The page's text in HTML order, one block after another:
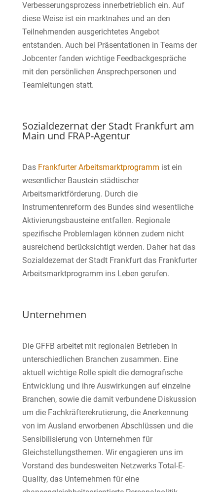
Verbesserungsprozess innerbetrieblich ein. Auf
diese Weise ist ein marktnahes und an den
Teilnehmenden ausgerichtetes Angebot
entstanden. Auch bei Präsentationen in Teams der
Jobcenter fanden wichtige Feedbackgespräche
mit den persönlichen Ansprechpersonen und
Teamleitungen statt.
Sozialdezernat der Stadt Frankfurt am
Main und FRAP-Agentur
Das Frankfurter Arbeitsmarktprogramm ist ein
wesentlicher Baustein städtischer
Arbeitsmarktförderung. Durch die
Instrumentenreform des Bundes sind wesentliche
Aktivierungsbausteine entfallen. Regionale
spezifische Problemlagen können zudem nicht
ausreichend berücksichtigt werden. Daher hat das
Sozialdezernat der Stadt Frankfurt das Frankfurter
Arbeitsmarktprogramm ins Leben gerufen.
Unternehmen
Die GFFB arbeitet mit regionalen Betrieben in
unterschiedlichen Branchen zusammen. Eine
aktuell wichtige Rolle spielt die demografische
Entwicklung und ihre Auswirkungen auf einzelne
Branchen, sowie die damit verbundene Diskussion
um die Fachkräfterekrutierung, die Anerkennung
von im Ausland erworbenen Abschlüssen und die
Sensibilisierung von Unternehmen für
Gleichstellungsthemen. Wir engagieren uns im
Vorstand des bundesweiten Netzwerks Total-E-
Quality, das Unternehmen für eine